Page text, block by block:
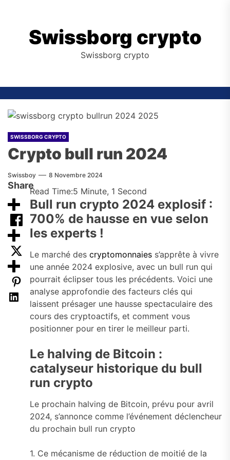
Swissborg crypto
Swissborg crypto
SWISSBORG CRYPTO
Crypto bull run 2024
Swissboy 8 Novembre 2024
Share
Read Time:5 Minute, 1 Second
Bull run crypto 2024 explosif :
700% de hausse en vue selon
les experts !
Le marché des cryptomonnaiess’apprête à vivre
une année 2024 explosive, avec un bull run qui
pourrait éclipser tous les précédents. Voici une
analyse approfondie des facteurs clés qui
laissent présager une hausse spectaculaire des
cours des cryptoactifs, et comment vous
positionner pour en tirer le meilleur parti.
Le halving de Bitcoin :
catalyseur historique du bull
run crypto
Le prochain halving de Bitcoin, prévu pour avril
2024, s’annonce comme l’événement déclencheur
du prochain bull run crypto
1. Ce mécanisme de réduction de moitié de la